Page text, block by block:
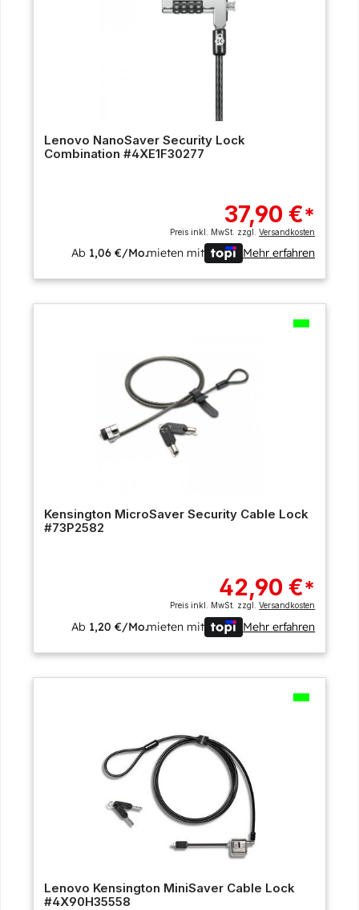
Lenovo NanoSaver Security Lock
Combination #4XE1F30277
37,90 €*
Preis inkl. MwSt. zzgl.Versandkosten
Ab 1,06 €/Mo.mieten mit Mehr erfahren
Kensington MicroSaver Security Cable Lock
#73P2582
42,90 €*
Preis inkl. MwSt. zzgl.Versandkosten
Ab 1,20 €/Mo.mieten mit Mehr erfahren
Lenovo Kensington MiniSaver Cable Lock
#4X90H35558